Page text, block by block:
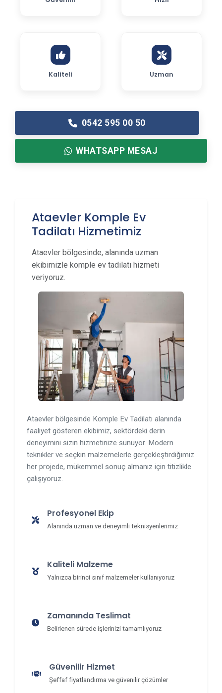
Kaliteli Uzman
0542 595 00 50
WHATSAPP MESAJ
Ataevler Komple Ev
Tadilatı Hizmetimiz
Ataevler bölgesinde, alanında uzman
ekibimizle komple ev tadilatı hizmeti
veriyoruz.
Ataevler bölgesinde Komple Ev Tadilatı alanında
faaliyet gösteren ekibimiz, sektördeki derin
deneyimini sizin hizmetinize sunuyor. Modern
teknikler ve seçkin malzemelerle gerçekleştirdiğimiz
her projede, mükemmel sonuç almanız için titizlikle
çalışıyoruz.
Profesyonel Ekip
Alanında uzman ve deneyimli teknisyenlerimiz
Kaliteli Malzeme
Yalnızca birinci sınıf malzemeler kullanıyoruz
Zamanında Teslimat
Belirlenen sürede işlerinizi tamamlıyoruz
Güvenilir Hizmet
Şeffaf fiyatlandırma ve güvenilir çözümler